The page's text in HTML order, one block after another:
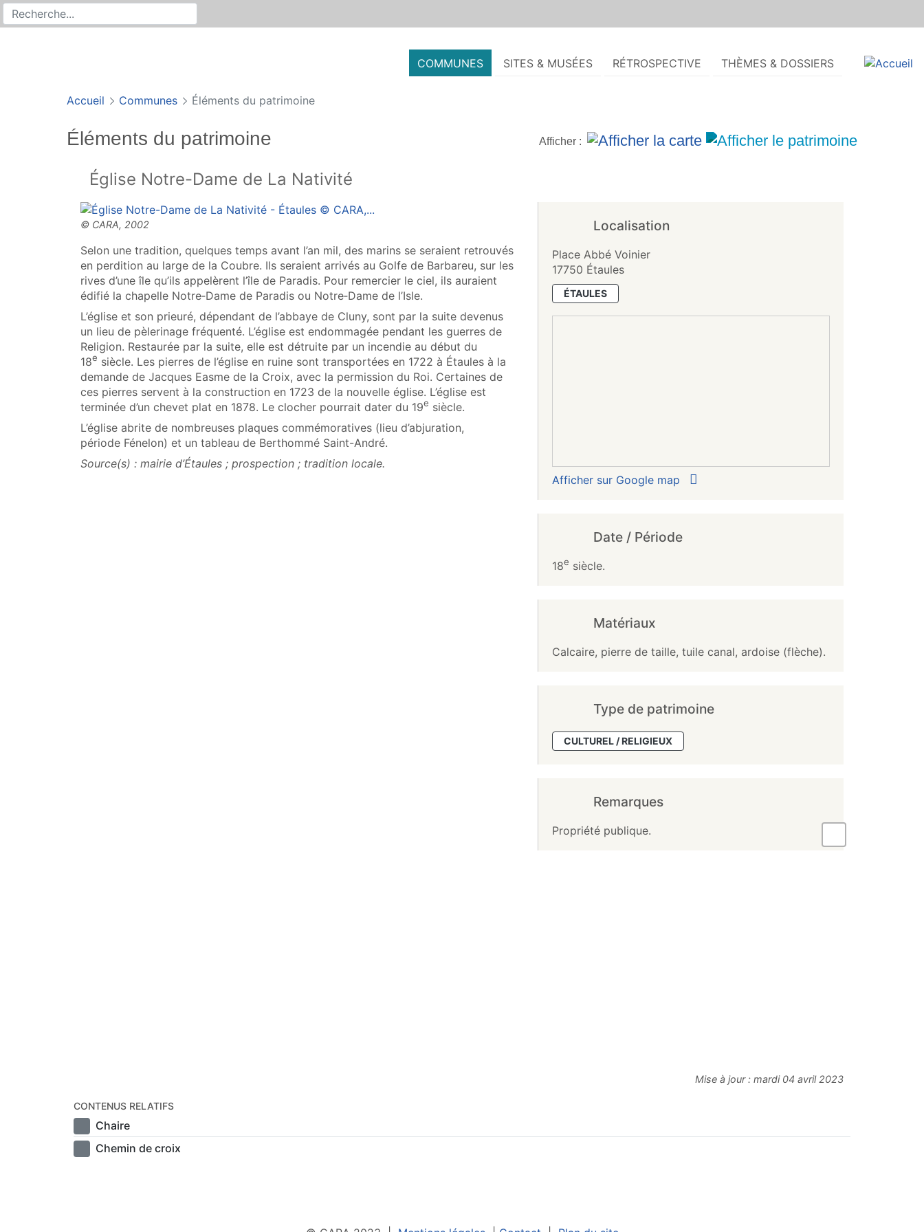
Recherche sur le site
Rechercher
COMMUNES SITES & MUSÉES RÉTROSPECTIVE THÈMES & DOSSIERS
Accueil Communes Éléments du patrimoine
Afficher :
Éléments du patrimoine
Église Notre-Dame de La Nativité
Selon une tradition, quelques temps avant l’an mil, des marins se seraient retrouvés
en perdition au large de la Coubre. Ils seraient arrivés au Golfe de Barbareu, sur les
rives d’une île qu’ils appelèrent l’île de Paradis. Pour remercier le ciel, ils auraient
édifié la chapelle Notre‑Dame de Paradis ou Notre‑Dame de l’Isle.
L’église et son prieuré, dépendant de l’abbaye de Cluny, sont par la suite devenus
un lieu de pèlerinage fréquenté. L’église est endommagée pendant les guerres de
Religion. Restaurée par la suite, elle est détruite par un incendie au début du
18e siècle. Les pierres de l’église en ruine sont transportées en 1722 à Étaules à la
demande de Jacques Easme de la Croix, avec la permission du Roi. Certaines de
ces pierres servent à la construction en 1723 de la nouvelle église. L’église est
terminée d’un chevet plat en 1878. Le clocher pourrait dater du 19e siècle.
L’église abrite de nombreuses plaques commémoratives (lieu d’abjuration,
période Fénelon) et un tableau de Berthommé Saint-André.
Source(s) : mairie d’Étaules ; prospection ; tradition locale.
Localisation
Place Abbé Voinier
17750 Étaules
ÉTAULES
Afficher sur Google map
Date / Période
18e siècle.
Matériaux
Calcaire, pierre de taille, tuile canal, ardoise (flèche).
Type de patrimoine
CULTUREL / RELIGIEUX
Remarques
Propriété publique.
Mise à jour : mardi 04 avril 2023
CONTENUS RELATIFS
Chaire
Chemin de croix